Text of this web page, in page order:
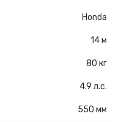
Honda
14 м
80 кг
4.9 л.с.
550 мм